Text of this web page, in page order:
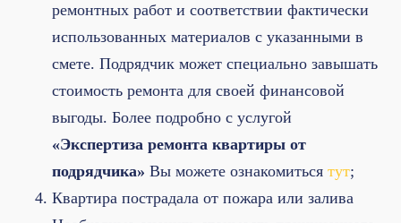
ремонтных работ и соответствии фактически
использованных материалов с указанными в
смете. Подрядчик может специально завышать
стоимость ремонта для своей финансовой
выгоды. Более подробно с услугой
«Экспертиза ремонта квартиры от
подрядчика» Вы можете ознакомиться тут;
Квартира пострадала от пожара или залива